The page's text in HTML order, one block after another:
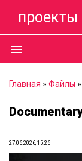
menu
Главная » Файлы »
27.06.2026, 15:26